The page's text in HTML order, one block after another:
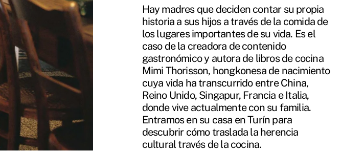
Hay madres que deciden contar su propia
historia a sus hijos a través de la comida de
los lugares importantes de su vida. Es el
caso de la creadora de contenido
gastronómico y autora de libros de cocina
Mimi Thorisson, hongkonesa de nacimiento
cuya vida ha transcurrido entre China,
Reino Unido, Singapur, Francia e Italia,
donde vive actualmente con su familia.
Entramos en su casa en Turín para
descubrir cómo traslada la herencia
cultural través de la cocina.